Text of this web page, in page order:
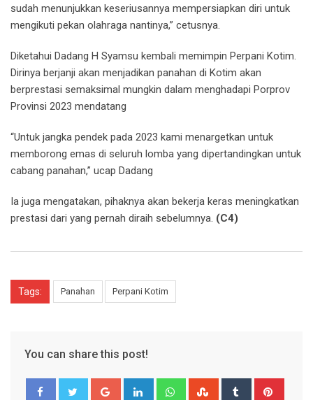
sudah menunjukkan keseriusannya mempersiapkan diri untuk
mengikuti pekan olahraga nantinya,” cetusnya.
Diketahui Dadang H Syamsu kembali memimpin Perpani Kotim.
Dirinya berjanji akan menjadikan panahan di Kotim akan
berprestasi semaksimal mungkin dalam menghadapi Porprov
Provinsi 2023 mendatang
“Untuk jangka pendek pada 2023 kami menargetkan untuk
memborong emas di seluruh lomba yang dipertandingkan untuk
cabang panahan,” ucap Dadang
Ia juga mengatakan, pihaknya akan bekerja keras meningkatkan
prestasi dari yang pernah diraih sebelumnya. (C4)
Tags: Panahan Perpani Kotim
You can share this post!
Google+ LinkedIn WhatsappStumbleUpon
Tumblr